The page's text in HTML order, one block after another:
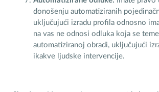
donošenju automatiziranih
uključujući izradu profila odnosno
na vas ne odnosi odluka koja se
automatiziranoj obradi, uključujući
ikakve ljudske intervencije.